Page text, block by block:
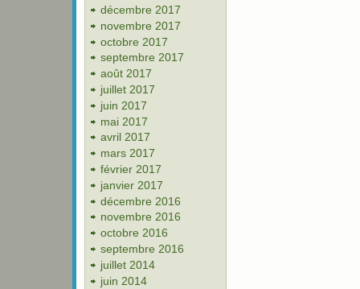
décembre 2017
novembre 2017
octobre 2017
septembre 2017
août 2017
juillet 2017
juin 2017
mai 2017
avril 2017
mars 2017
février 2017
janvier 2017
décembre 2016
novembre 2016
octobre 2016
septembre 2016
juillet 2014
juin 2014